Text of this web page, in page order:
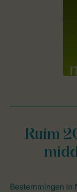
Ruim
Bestemmingen in